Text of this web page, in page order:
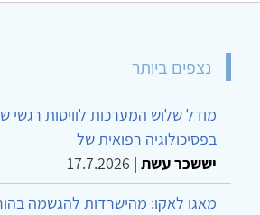
נצפים ביותר
מודל שלוש המערכות לוויסות רגשי
בפסיכולוגיה רפואית של
יששכר עשת |
17.7.2026
מאגו לאקו: מהישרדות להגשמה